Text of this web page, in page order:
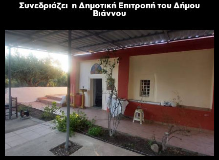
Συνεδριάζει η Δημοτική Επιτροπή του Δήμου
Βιάννου